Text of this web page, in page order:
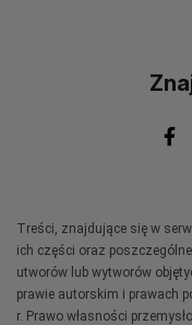
Treści, znajdujące się w
ich części oraz
utworów lub wytworów
prawie autorskim i prawach
r. Prawo własności